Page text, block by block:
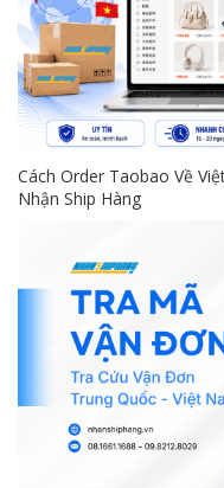
Cách Order Taobao Về
Nhận Ship Hàng